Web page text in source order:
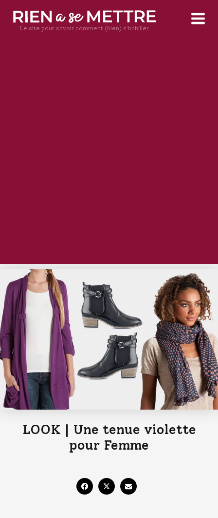
Le site pour savoir comment (bien) s'habiller
LOOK | Une tenue violette
pour Femme